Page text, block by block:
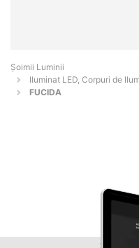
Șoimii Luminii
Iluminat LED, Corpuri de
FUCIDA